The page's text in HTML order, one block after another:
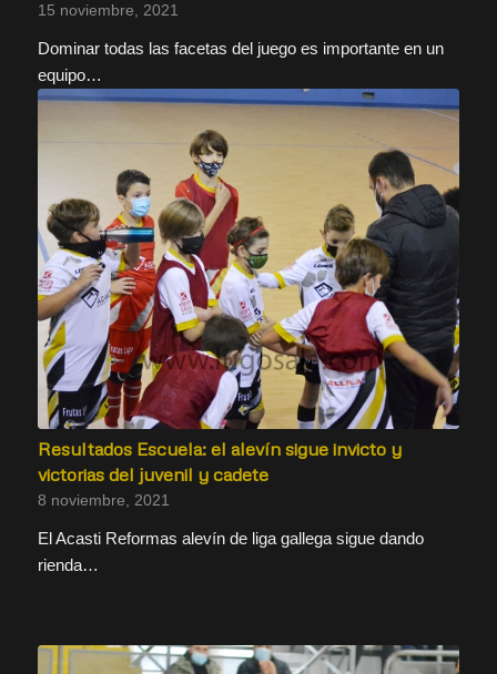
15 noviembre, 2021
Dominar todas las facetas del juego es importante en un
equipo…
Resultados Escuela: el alevín sigue invicto y
victorias del juvenil y cadete
8 noviembre, 2021
El Acasti Reformas alevín de liga gallega sigue dando
rienda…